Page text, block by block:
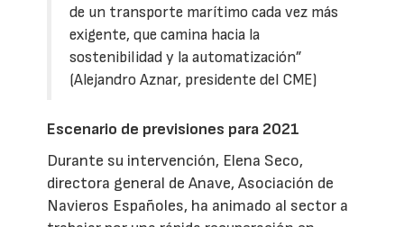
de un transporte marítimo cada vez más
exigente, que camina hacia la
sostenibilidad y la automatización”
(Alejandro Aznar, presidente del CME)
Escenario de previsiones para 2021
Durante su intervención, Elena Seco,
directora general de Anave, Asociación de
Navieros Españoles, ha animado al sector a